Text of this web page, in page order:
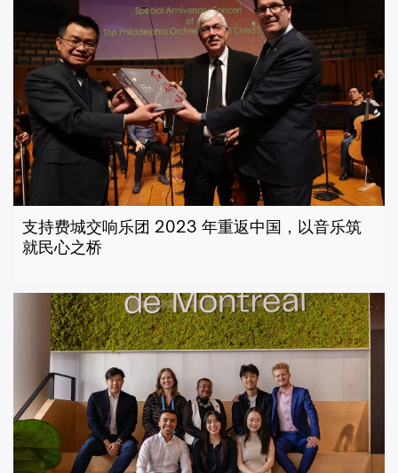
支持费城交响乐团 2023 年重返中国，以音乐筑
就民心之桥